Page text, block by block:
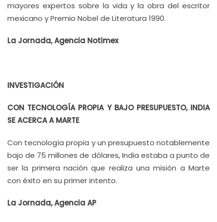
mayores expertos sobre la vida y la obra del escritor
mexicano y Premio Nobel de Literatura 1990.
La Jornada, Agencia Notimex
INVESTIGACIÓN
CON TECNOLOGÍA PROPIA Y BAJO PRESUPUESTO, INDIA
SE ACERCA A MARTE
Con tecnología propia y un presupuesto notablemente
bajo de 75 millones de dólares, India estaba a punto de
ser la primera nación que realiza una misión a Marte
con éxito en su primer intento.
La Jornada, Agencia AP